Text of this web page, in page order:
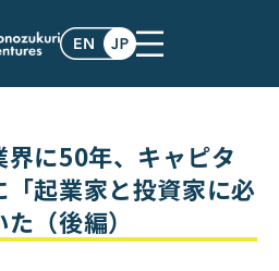
に50年、キャピタ
「起業家と投資家に必
（後編）